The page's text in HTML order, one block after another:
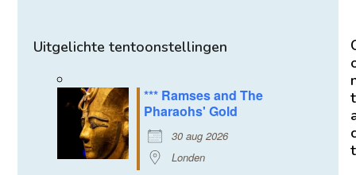
Uitgelichte tentoonstellingen
*** Ramses and The
Pharaohs' Gold
30 aug 2026
Londen
t
t